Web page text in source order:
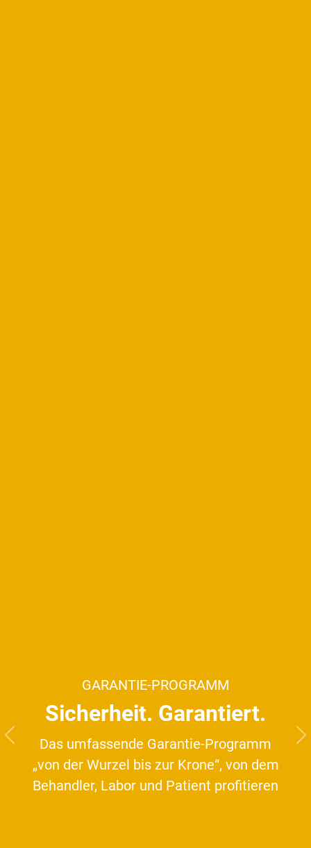
GARANTIE-PROGRAMM
Sicherheit. Garantiert.
Das umfassende Garantie-Programm
„von der Wurzel bis zur Krone“, von dem
Behandler, Labor und Patient profitieren
Previous